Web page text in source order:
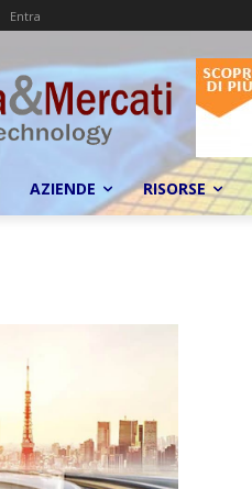
Entra
AZIENDE RISORSE